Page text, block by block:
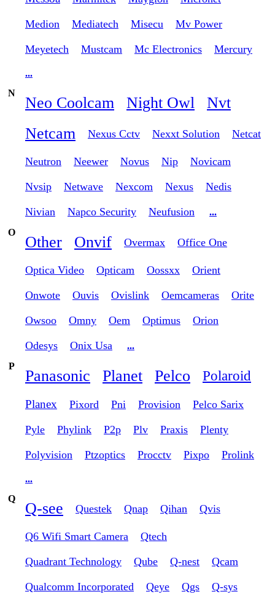
Medion Mediatech Misecu Mv Power
Meyetech Mustcam Mc Electronics Mercury
...
N
Neo Coolcam Night Owl
Nvt
Netcam
Nexus Cctv Nexxt Solution Netcat
Neutron Neewer Novus Nip Novicam
Nvsip Netwave Nexcom Nexus Nedis
Nivian Napco Security Neufusion
...
O
Other Onvif Overmax Office One
Optica Video Opticam Oossxx Orient
Onwote Ouvis Ovislink Oemcameras Orite
Owsoo Omny Oem Optimus Orion
Odesys Onix Usa
...
P
Panasonic Planet Pelco Polaroid
Planex Pixord Pni Provision Pelco Sarix
Pyle Phylink P2p Plv Praxis Plenty
Polyvision Ptzoptics Procctv Pixpo Prolink
...
Q
Q-see Questek Qnap Qihan Qvis
Q6 Wifi Smart Camera Qtech
Quadrant Technology Qube Q-nest Qcam
Qualcomm Incorporated Qeye Qgs Q-sys